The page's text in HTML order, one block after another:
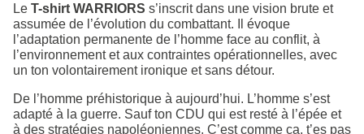
Le T-shirt WARRIORS s’inscrit dans une vision brute et
assumée de l’évolution du combattant. Il évoque
l’adaptation permanente de l’homme face au conflit, à
l’environnement et aux contraintes opérationnelles, avec
un ton volontairement ironique et sans détour.
De l’homme préhistorique à aujourd’hui. L’homme s’est
adapté à la guerre. Sauf ton CDU qui est resté à l’épée et
à des stratégies napoléoniennes. C’est comme ça, t’es pas